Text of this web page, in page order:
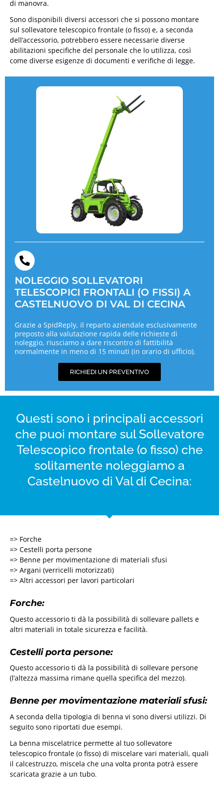
di manovra.
Sono disponibili diversi accessori che si possono montare
sul sollevatore telescopico frontale (o fisso) e, a seconda
dell’accessorio, potrebbero essere necessarie diverse
abilitazioni specifiche del personale che lo utilizza, così
come diverse esigenze di documenti e verifiche di legge.
NOLEGGIO SOLLEVATORI
TELESCOPICI FRONTALI (O FISSI) A
CASTELNUOVO DI VAL DI CECINA
Grazie a SpidReply, il reparto aziendale esclusivamente
preposto alla valutazione rapida delle richieste di
noleggio, riusciamo a dare riscontro di fattibilità
normalmente in meno di 15 minuti (in orario di ufficio).
RICHIEDI UN PREVENTIVO
Questi sono i principali accessori
che puoi montare sul Sollevatore
Telescopico frontale (o fisso) che
solitamente noleggiamo a
Castelnuovo di Val di Cecina:
=> Forche
=> Cestelli porta persone
=> Benne per movimentazione di materiali sfusi
=> Argani (verricelli motorizzati)
=> Altri accessori per lavori particolari
Forche:
Questo accessorio ti dà la possibilità di sollevare pallets e
altri materiali in totale sicurezza e facilità.
Cestelli porta persone:
Questo accessorio ti dà la possibilità di sollevare persone
(l’altezza massima rimane quella specifica del mezzo).
Benne per movimentazione materiali sfusi:
A seconda della tipologia di benna vi sono diversi utilizzi. Di
seguito sono riportati due esempi.
La benna miscelatrice permette al tuo sollevatore
telescopico frontale (o fisso) di miscelare vari materiali, quali
il calcestruzzo, miscela che una volta pronta potrà essere
scaricata grazie a un tubo.